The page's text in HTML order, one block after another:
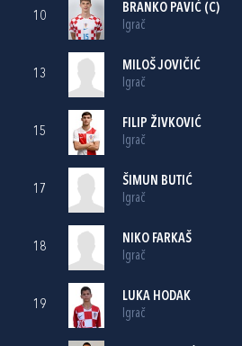
10
BRANKO PAVIĆ (C)
Igrač
13
MILOŠ JOVIČIĆ
Igrač
15
FILIP ŽIVKOVIĆ
Igrač
17
ŠIMUN BUTIĆ
Igrač
18
NIKO FARKAŠ
Igrač
19
LUKA HODAK
Igrač